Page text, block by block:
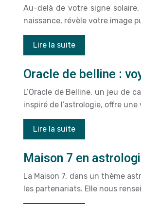
Au-delà de votre signe
naissance, révèle votre image
Lire la suite
Oracle de belline :
L’Oracle de Belline, un jeu de
inspiré de l’astrologie, offre
Lire la suite
Maison 7 en
La Maison 7, dans un thème
les partenariats. Elle nous